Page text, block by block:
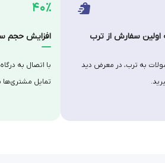
۴۰٪
افزایش حجم
با اتصال به
تمایل
اولین سفارش از ترب
به ترب، در معرض دید